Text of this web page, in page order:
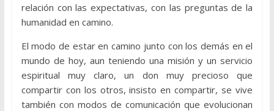
relación con las expectativas, con las preguntas de la
humanidad en camino.
El modo de estar en camino junto con los demás en el
mundo de hoy, aun teniendo una misión y un servicio
espiritual muy claro, un don muy precioso que
compartir con los otros, insisto en compartir, se vive
también con modos de comunicación que evolucionan